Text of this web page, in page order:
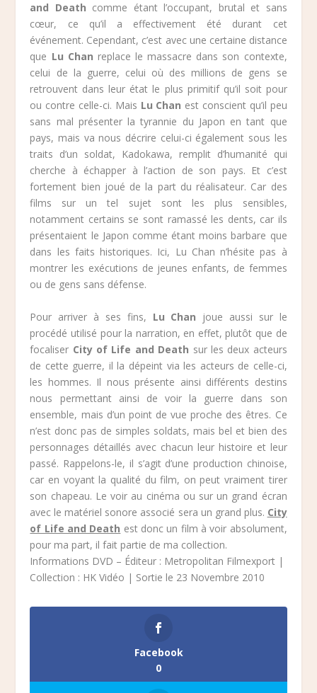
and Death comme étant l’occupant, brutal et sans
cœur, ce qu’il a effectivement été durant cet
événement. Cependant, c’est avec une certaine distance
que Lu Chan replace le massacre dans son contexte,
celui de la guerre, celui où des millions de gens se
retrouvent dans leur état le plus primitif qu’il soit pour
ou contre celle-ci. Mais Lu Chan est conscient qu’il peu
sans mal présenter la tyrannie du Japon en tant que
pays, mais va nous décrire celui-ci également sous les
traits d’un soldat, Kadokawa, remplit d’humanité qui
cherche à échapper à l’action de son pays. Et c’est
fortement bien joué de la part du réalisateur. Car des
films sur un tel sujet sont les plus sensibles,
notamment certains se sont ramassé les dents, car ils
présentaient le Japon comme étant moins barbare que
dans les faits historiques. Ici, Lu Chan n’hésite pas à
montrer les exécutions de jeunes enfants, de femmes
ou de gens sans défense.
Pour arriver à ses fins, Lu Chan joue aussi sur le
procédé utilisé pour la narration, en effet, plutôt que de
focaliser City of Life and Death sur les deux acteurs
de cette guerre, il la dépeint via les acteurs de celle-ci,
les hommes. Il nous présente ainsi différents destins
nous permettant ainsi de voir la guerre dans son
ensemble, mais d’un point de vue proche des êtres. Ce
n’est donc pas de simples soldats, mais bel et bien des
personnages détaillés avec chacun leur histoire et leur
passé. Rappelons-le, il s’agit d’une production chinoise,
car en voyant la qualité du film, on peut vraiment tirer
son chapeau. Le voir au cinéma ou sur un grand écran
avec le matériel sonore associé sera un grand plus. City
of Life and Death est donc un film à voir absolument,
pour ma part, il fait partie de ma collection.
Informations DVD – Éditeur : Metropolitan Filmexport |
Collection : HK Vidéo | Sortie le 23 Novembre 2010
Facebook
0